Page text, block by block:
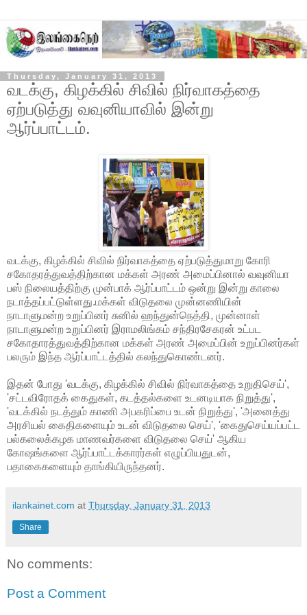
Thursday, January 31, 2013
வடக்கு, கிழக்கில் சிவில் நிர்வாகத்தை
ஏற்படுத்து வவுனியாவில் இன்று
ஆர்ப்பாட்டம்.
வடக்கு, கிழக்கில் சிவில் நிர்வாகத்தை ஏற்படுத்துமாறு கோரி
சகோதரத்துவத்திற்கான மக்கள் அரண் அமைப்பினால் வவுனியா
பஸ் நிலையத்திற்கு முன்பாக் ஆர்ப்பாட்டம் ஒன்று இன்று காலை
நடாத்தப்பட்டுள்ளது.மக்கள் விடுதலை முன்னணியின்
நாடாளுமன்ற உறுப்பினர் சுனில் ஹந்துன்நெத்தி, முன்னாள்
நாடாளுமன்ற உறுப்பினர் இராமலிங்கம் சந்திரசேகரன் உட்பட
சகோதாரத்துவத்திற்கான மக்கள் அரண் அமைப்பின் உறுப்பினர்கள்
பலரும் இந்த ஆர்ப்பாட்டத்தில் கலந்துகொண்டனர்.
இதன் போது 'வடக்கு, கிழக்கில் சிவில் நிர்வாகத்தை உறுதிசெய்',
'சட்டவிரோதக் கைதுகள், கடத்தல்களை உடனடியாக நிறுத்து',
'வடக்கில் நடத்தும் காணி அபகரிப்பை உடன் நிறுத்து', 'அனைத்து
அரசியல் கைதிகளையும் உடன் விடுதலை செய்', 'கைதுசெய்யப்பட்ட
பல்கலைக்கழக மாணவர்களை விடுதலை செய்' ஆகிய
கோஷங்களை ஆர்ப்பாட்டக்காரர்கள் எழுப்பியதுடன்,
பதாகைகளையும் தாங்கியிருந்தனர்.
ilankainet.com at Thursday, January 31, 2013
Share
No comments:
Post a Comment